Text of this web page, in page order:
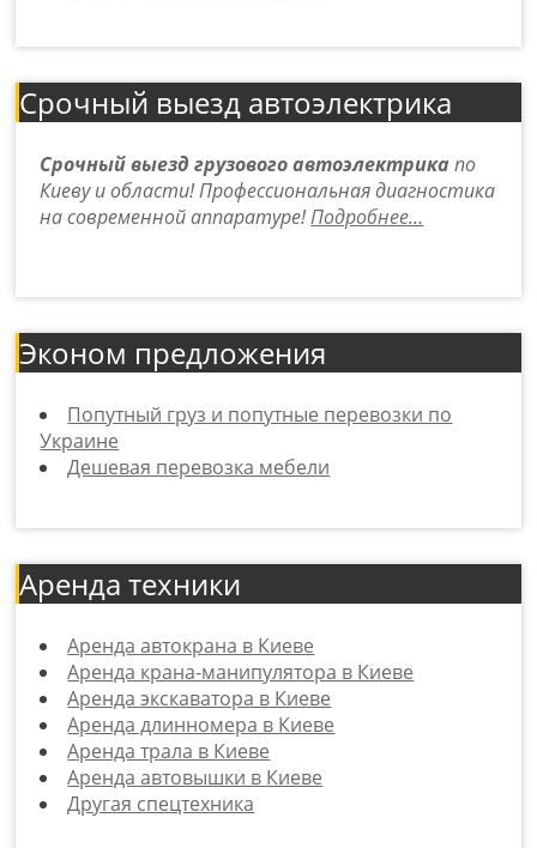
Срочный выезд автоэлектрика
Срочный выезд грузового автоэлектрика по
Киеву и области! Профессиональная диагностика
на современной аппаратуре!Подробнее…
Эконом предложения
Попутный груз и попутные перевозки по
Украине
Дешевая перевозка мебели
Аренда техники
Аренда автокрана в Киеве
Аренда крана-манипулятора в Киеве
Аренда экскаватора в Киеве
Аренда длинномера в Киеве
Аренда трала в Киеве
Аренда автовышки в Киеве
Другая спецтехника